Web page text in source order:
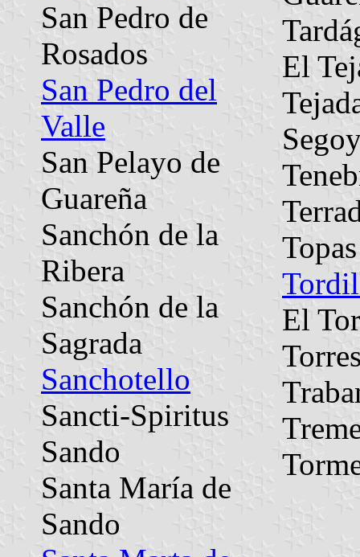
San Pedro de
Rosados
San Pedro del
Valle
San Pelayo de
Guareña
Sanchón de la
Ribera
Sanchón de la
Sagrada
Sanchotello
Sancti-Spiritus
Sando
Santa María de
Sando
El
Topas
El